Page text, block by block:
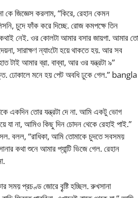
জিজ্ঞেস করলাম, “কিরে, রেহান কেমন
চুদে ফাঁক করে দিচ্ছে. রোজ কমপক্ষে তিন
নেই. ওর কোলটা আমার বসার জায়গা. আমার তো
সারাক্ষণ ন্যাংটো হয়ে থাকতে হয়. আর সব
টাই আমার ব্রা. বাব্বা, আর ওর যন্ত্রটা ৯”
ঢোকালে মনে হয় পেট অবধি ঢুকে গেল.”
একদিন তোর যন্ত্রটা দে না. আমি একটু ভোগ
যা না, আমিও কিছু দিন চোদন থেকে রেহাই পাই.”
বলল, “রাধিকা, আমি তোমাকে চুদতে সবসময়
কথা শুনে আমার প্যান্টি ভিজে গেল. রেহান
সময় প্রচণ্ড জোরে বৄষ্টি হচ্ছিল. রুখসানা